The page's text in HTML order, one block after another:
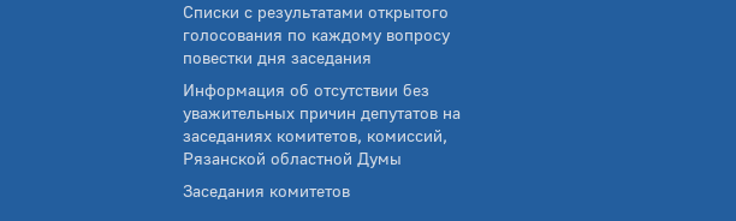
Списки с результатами открытого
голосования по каждому вопросу
повестки дня заседания
Информация об отсутствии без
уважительных причин депутатов на
заседаниях комитетов, комиссий,
Рязанской областной Думы
Заседания комитетов